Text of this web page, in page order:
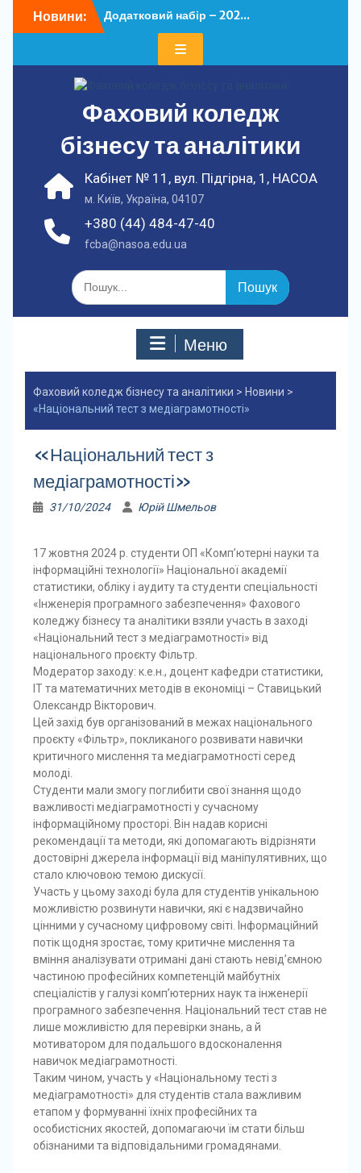
доНовини:
Додатковий набір – 202...
У ФКБА НАСОА
Фаховий коледж
бізнесу та аналітики
+380 (44) 484-47-40
fcba@nasoa.edu.ua
Кабінет № 11, вул. Підгірна, 1, НАСОА
м. Київ, Україна, 04107
Шукати:
Меню
Фаховий коледж бізнесу та аналітики > Новини >
«Національний тест з медіаграмотності»
«Національний тест з
медіаграмотності»
31/10/2024 Юрій Шмельов
17 жовтня 2024 р. студенти ОП «Комп’ютерні науки та
інформаційні технології» Національної академії
статистики, обліку і аудиту та студенти спеціальності
«Інженерія програмного забезпечення» Фахового
коледжу бізнесу та аналітики взяли участь в заході
«Національний тест з медіаграмотності» від
національного проєкту Фільтр.
Модератор заходу: к.е.н., доцент кафедри статистики,
ІТ та математичних методів в економіці – Ставицький
Олександр Вікторович.
Цей захід був організований в межах національного
проєкту «Фільтр», покликаного розвивати навички
критичного мислення та медіаграмотності серед
молоді.
Студенти мали змогу поглибити свої знання щодо
важливості медіаграмотності у сучасному
інформаційному просторі. Він надав корисні
рекомендації та методи, які допомагають відрізняти
достовірні джерела інформації від маніпулятивних, що
стало ключовою темою дискусії.
Участь у цьому заході була для студентів унікальною
можливістю розвинути навички, які є надзвичайно
цінними у сучасному цифровому світі. Інформаційний
потік щодня зростає, тому критичне мислення та
вміння аналізувати отримані дані стають невід’ємною
частиною професійних компетенцій майбутніх
спеціалістів у галузі комп’ютерних наук та інженерії
програмного забезпечення. Національний тест став не
лише можливістю для перевірки знань, а й
мотиватором для подальшого вдосконалення
навичок медіаграмотності.
Таким чином, участь у «Національному тесті з
медіаграмотності» для студентів стала важливим
етапом у формуванні їхніх професійних та
особистісних якостей, допомагаючи їм стати більш
обізнаними та відповідальними громадянами.